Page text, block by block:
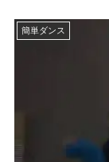
簡単ダンス